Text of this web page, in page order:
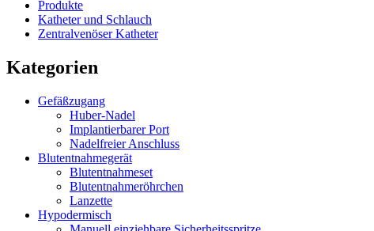
Produkte
Katheter und Schlauch
Zentralvenöser Katheter
Kategorien
Gefäßzugang
Huber-Nadel
Implantierbarer Port
Nadelfreier Anschluss
Blutentnahmegerät
Blutentnahmeset
Blutentnahmeröhrchen
Lanzette
Hypodermisch